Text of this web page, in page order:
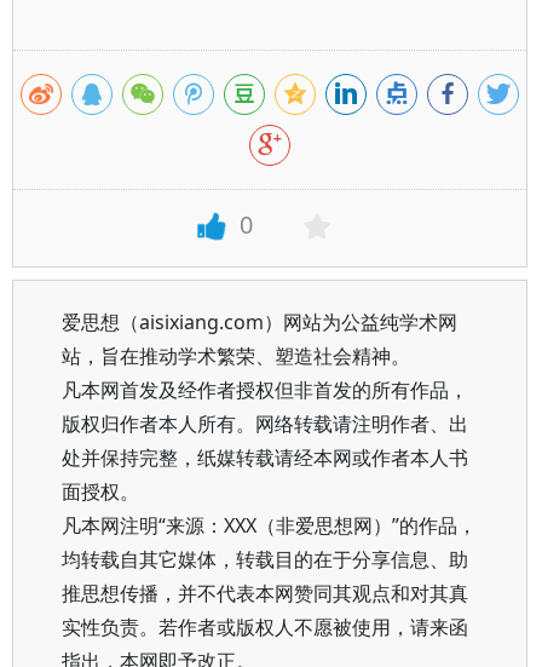
0
爱思想（aisixiang.com）网站为公益纯学术网
站，旨在推动学术繁荣、塑造社会精神。
凡本网首发及经作者授权但非首发的所有作品，
版权归作者本人所有。网络转载请注明作者、出
处并保持完整，纸媒转载请经本网或作者本人书
面授权。
凡本网注明“来源：XXX（非爱思想网）”的作品，
均转载自其它媒体，转载目的在于分享信息、助
推思想传播，并不代表本网赞同其观点和对其真
实性负责。若作者或版权人不愿被使用，请来函
指出，本网即予改正。